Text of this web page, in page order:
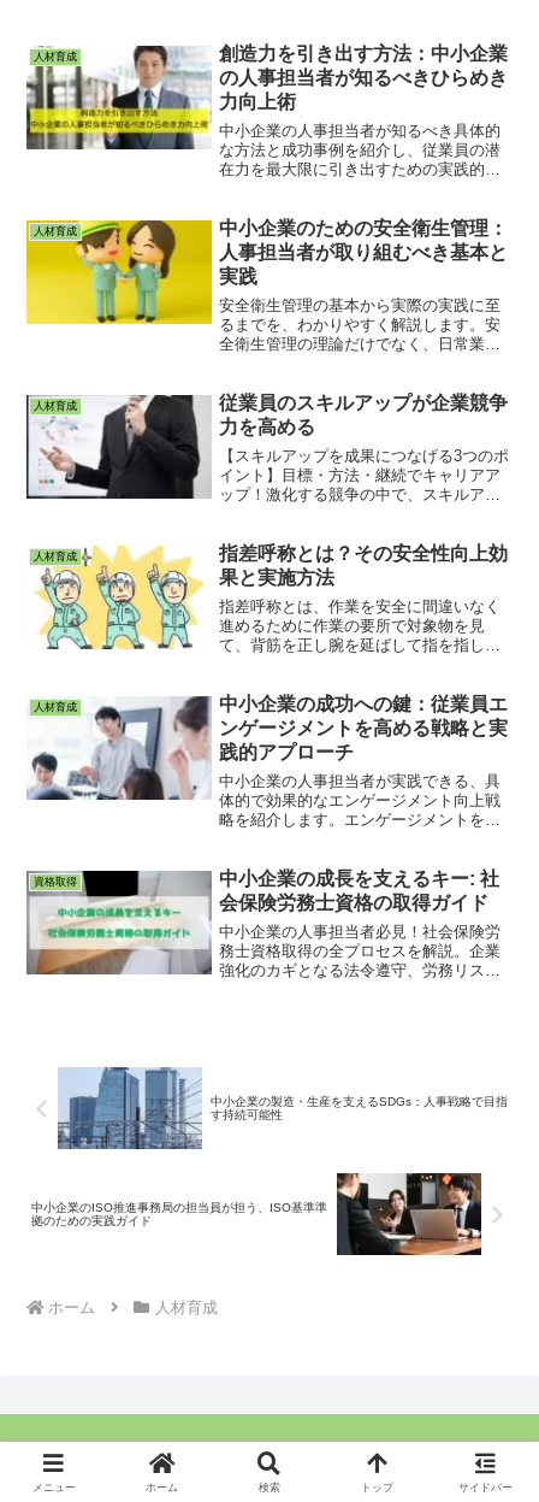
人材育成
創造力を引き出す方法：中小企業
の人事担当者が知るべきひらめき
力向上術
中小企業の人事担当者が知るべき具体的
な方法と成功事例を紹介し、従業員の潜
在力を最大限に引き出すための実践的な
な環境づくりなど、多角的な視点からひ
らめき力向上の秘訣をお伝えします。
人材育成
中小企業のための安全衛生管理：
人事担当者が取り組むべき基本と
実践
安全衛生管理の基本から実際の実践に至
るまでを、わかりやすく解説します。安
全衛生管理の理論だけでなく、日常業務
康を確保することで、職場全体の生産性
と満足度を向上させる方法をご紹介しま
す。
人材育成
従業員のスキルアップが企業競争
力を高める
【スキルアップを成果につなげる3つのポ
イント】目標・方法・継続でキャリアア
ップ！激化する競争の中で、スキルアッ
げよう。
人材育成
指差呼称とは？その安全性向上効
果と実施方法
指差呼称とは、作業を安全に間違いなく
進めるために作業の要所で対象物を見
て、背筋を正し腕を延ばして指を指し、
で、職場の安全を向上させ、従業員の命
を守ることができます。
人材育成
中小企業の成功への鍵：従業員エ
ンゲージメントを高める戦略と実
践的アプローチ
中小企業の人事担当者が実践できる、具
体的で効果的なエンゲージメント向上戦
略を紹介します。エンゲージメントを高
会社全体の成長と競争力の強化につなが
ります。
資格取得
中小企業の成長を支えるキー: 社
会保険労務士資格の取得ガイド
中小企業の人事担当者必見！社会保険労
務士資格取得の全プロセスを解説。企業
強化のカギとなる法令遵守、労務リスク
中小企業の製造・生産を支えるSDGs：人事戦略で目指
す持続可能性
中小企業のISO推進事務局の担当員が担う、ISO基準準
拠のための実践ガイド
ホーム 人材育成
Copyright © 2021 ぼっち人事の最強化計画 All Rights Reserved.
メニュー ホーム 検索 トップ サイドバー